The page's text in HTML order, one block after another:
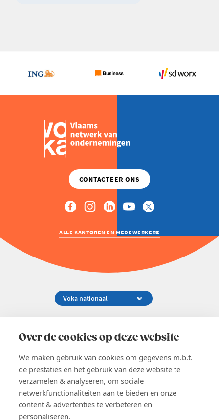
Over de cookies op deze website
We maken gebruik van cookies om gegevens m.b.t.
de prestaties en het gebruik van deze website te
verzamelen & analyseren, om sociale
netwerkfunctionaliteiten aan te bieden en onze
content & advertenties te verbeteren en
personaliseren.
ALLE KANTOREN EN MEDEWERKERS
02 229 81 11
EN